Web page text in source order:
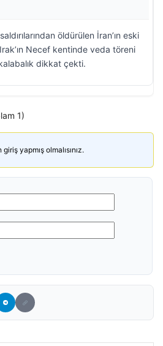
öldürülen İran’ın eski
Necef kentinde veda töreni
dikkat çekti.
1)
yapmış olmalısınız.